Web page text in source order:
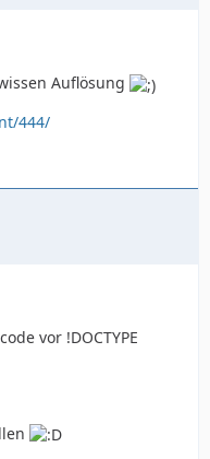
Auflösung
444/
vor !DOCTYPE